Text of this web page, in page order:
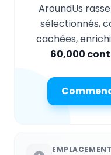
AroundUs
sélectionnés,
cachées,
60,000
EMPLACEMENT